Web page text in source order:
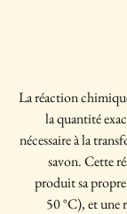
La réaction
la quantité
nécessaire à la
savon. Cette
produit sa
50 °C), et